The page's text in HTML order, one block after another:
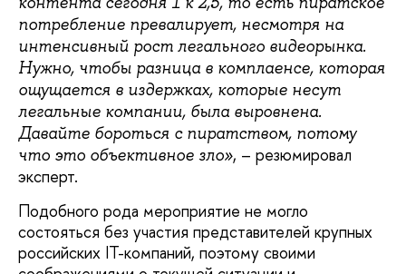
потребление превалирует, несмотря на
интенсивный рост легального видеорынка.
Нужно, чтобы разница в комплаенсе, которая
ощущается в издержках, которые несут
легальные компании, была выровнена.
Давайте бороться с пиратством, потому
что это объективное зло», – резюмировал
эксперт.
Подобного рода мероприятие не могло
состояться без участия представителей крупных
российских IT-компаний, поэтому своими